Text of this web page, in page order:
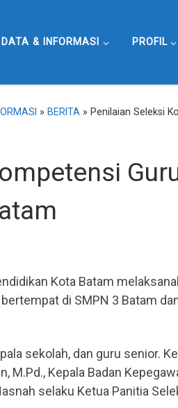
DATA & INFORMASI PROFIL
» BERITA » Penilaian Seleksi
Kota Batam
di SMPN 3 Batam
sekolah, dan guru senior.
M.Pd., Kepala Badan
selaku Ketua Panitia